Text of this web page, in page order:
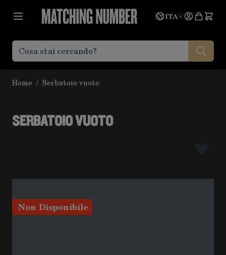
Lingua
ITA
Home / Serbatoio vuoto
SERBATOIO VUOTO
Non Disponibile